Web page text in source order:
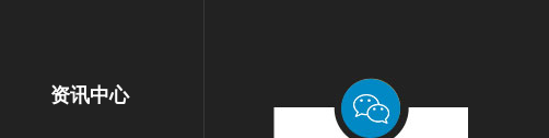
资讯中心